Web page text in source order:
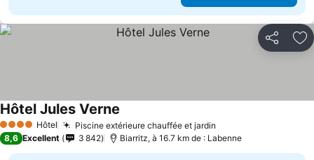
Partager
4 Étoiles Hôtel Piscine extérieure chauffée et jardin
Hôtel Jules Verne
8,6 Excellent 3 842 Biarritz, à 16.7 km de : Labenne